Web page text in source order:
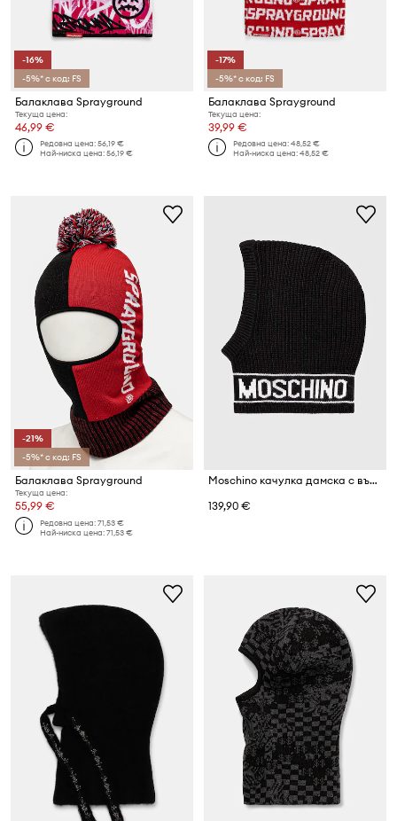
-16%
-5%* с код: FS
Балаклава Sprayground
Текуща цена:
46,99 €
Редовна цена:56,19 €
Най-ниска цена:56,19 €
-17%
-5%* с код: FS
Балаклава Sprayground
Текуща цена:
39,99 €
Редовна цена:48,52 €
Най-ниска цена:48,52 €
-21%
-5%* с код: FS
Балаклава Sprayground
Текуща цена:
55,99 €
Редовна цена:71,53 €
Най-ниска цена:71,53 €
Moschino качулка дамска с вълна
139,90 €